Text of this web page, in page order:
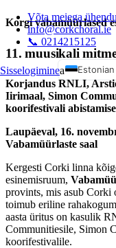
Võta meiega
info@corkchoral.ie
📞 0214215125
Sisselogiminea
Estonian
English
Bulgarian
Czech
Danish
German
Greek
Spanish
French
Korgi vabamüürlased
11. muusikali
Korjandus RNLI,
Iirimaal, Simon
koorifestivali
Laupäeval, 16.
Vabamüürlaste saal
Kergesti Corki linna
esinemisruum,
provints, mis asub Corki
toimub eriline
aasta üritus on kasulik
Communitiesile, Simon
koorifestivalile.